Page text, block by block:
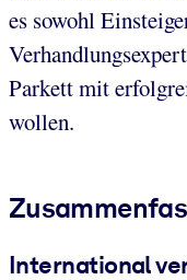
es sowohl
Parkett mit
wollen.
International